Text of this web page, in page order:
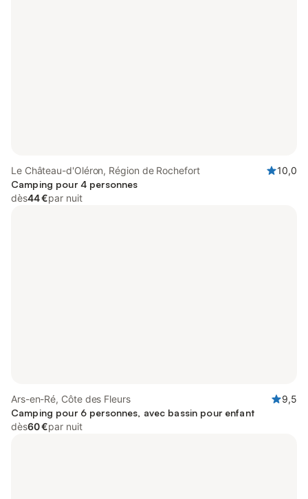
Le Château-d'Oléron, Région de Rochefort
10,0
Camping pour 4 personnes
dès44 €par nuit
Ars-en-Ré, Côte des Fleurs
9,5
Camping pour 6 personnes, avec bassin pour enfant
dès60 €par nuit